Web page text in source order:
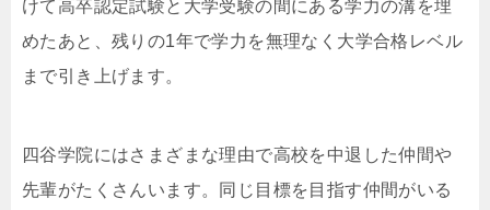
けて高卒認定試験と大学受験の間にある学力の溝を埋
めたあと、残りの1年で学力を無理なく大学合格レベル
まで引き上げます。
四谷学院にはさまざまな理由で高校を中退した仲間や
先輩がたくさんいます。同じ目標を目指す仲間がいる